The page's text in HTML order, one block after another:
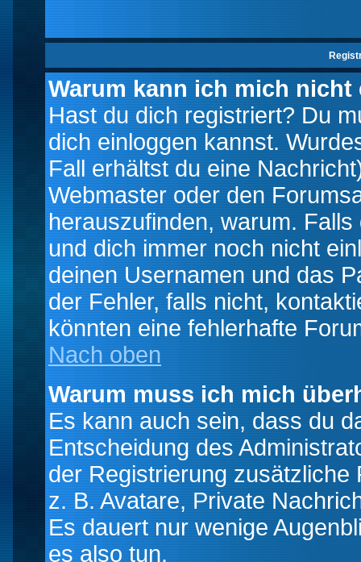
Warum kann ich mich nicht
Hast du dich registriert? Du
dich einloggen kannst.
Fall erhältst du eine
Webmaster oder den
herauszufinden, warum.
und dich immer noch nicht
deinen Usernamen und das
der Fehler, falls nicht,
könnten eine fehlerhafte
Nach oben
Warum muss ich mich
Es kann auch sein, dass du
Entscheidung des
der Registrierung
z. B. Avatare, Private
Es dauert nur wenige
es also tun.